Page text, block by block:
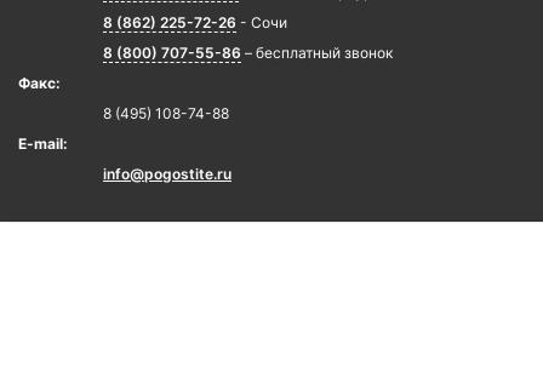
8 (862) 225-72-26 - Сочи
8 (800) 707-55-86 – бесплатный звонок
Факс:
8 (495) 108-74-88
E-mail:
info@pogostite.ru